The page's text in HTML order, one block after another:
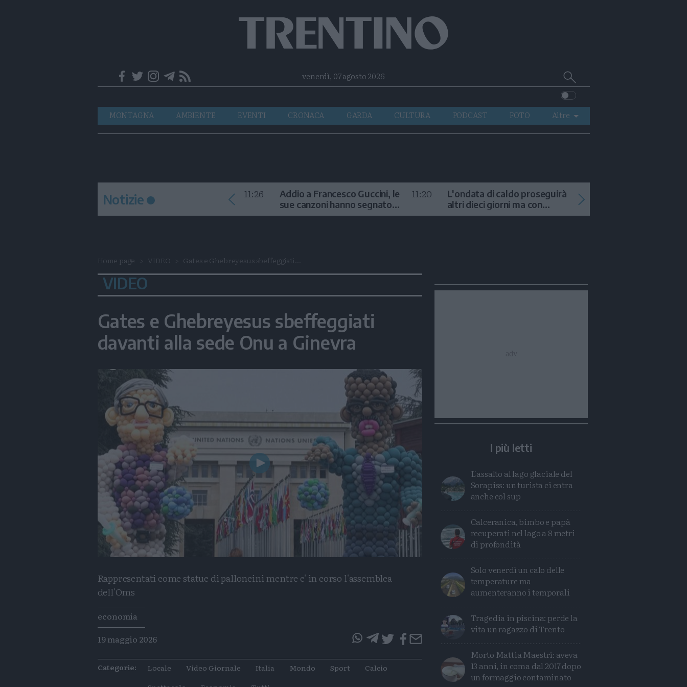
Telegram
RSSvenerdì, 07 agosto 2026 Cerca
su
Trentino
Navigazione
principale
MONTAGNA AMBIENTE EVENTI CRONACA GARDA CULTURA PODCAST FOTO
Altre
VIDEO
Notizie 11:26
Addio a Francesco Guccini, le
sue canzoni hanno segnato
la storia
11:20
L'ondata di caldo proseguirà
altri dieci giorni ma con
temporali
Home page VIDEO Gates e Ghebreyesus sbeffeggiati...
VIDEO
Gates e Ghebreyesus sbeffeggiati
davanti alla sede Onu a Ginevra
Play
Rappresentati come statue di palloncini mentre e' in corso l'assemblea
dell'Oms
Tags
economia
19 maggio 2026
articoloarticolo
Categorie: Locale Video Giornale Italia Mondo Sport
Calcio
I più letti
L'assalto al lago glaciale del
Sorapiss: un turista ci entra
anche col sup
Calceranica, bimbo e papà
recuperati nel lago a 8 metri
di profondità
Solo venerdì un calo delle
temperature ma
aumenteranno i temporali
Tragedia in piscina: perde la
vita un ragazzo di Trento
Morto Mattia Maestri: aveva
13 anni, in coma dal 2017 dopo
un formaggio contaminato